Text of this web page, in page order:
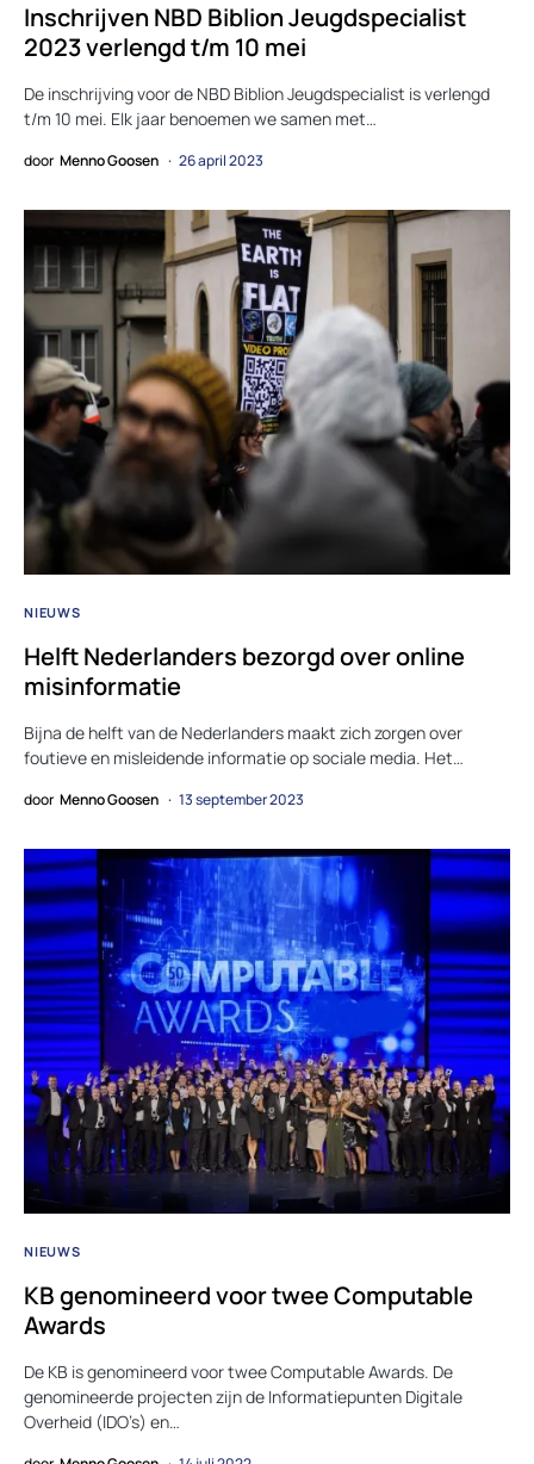
Inschrijven NBD Biblion Jeugdspecialist
2023 verlengd t/m 10 mei
De inschrijving voor de NBD Biblion Jeugdspecialist is verlengd
t/m 10 mei. Elk jaar benoemen we samen met…
door Menno Goosen 26 april 2023
NIEUWS
Helft Nederlanders bezorgd over online
misinformatie
Bijna de helft van de Nederlanders maakt zich zorgen over
foutieve en misleidende informatie op sociale media. Het…
door Menno Goosen 13 september 2023
NIEUWS
KB genomineerd voor twee Computable
Awards
De KB is genomineerd voor twee Computable Awards. De
genomineerde projecten zijn de Informatiepunten Digitale
Overheid (IDO’s) en…